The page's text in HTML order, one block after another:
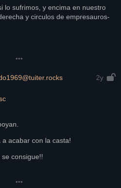
lo sufrimos, y encima en nuestro
y circulos de empresauros-
2y
acabar con la casta!
consigue!!